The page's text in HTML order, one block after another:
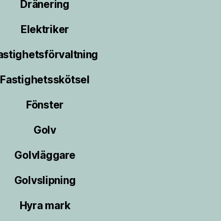
Dränering
Elektriker
Fastighetsskötsel
Fönster
Golv
Golvläggare
Golvslipning
Hyra mark